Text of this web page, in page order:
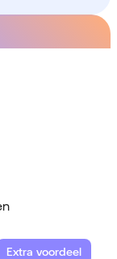
Extra voordeel